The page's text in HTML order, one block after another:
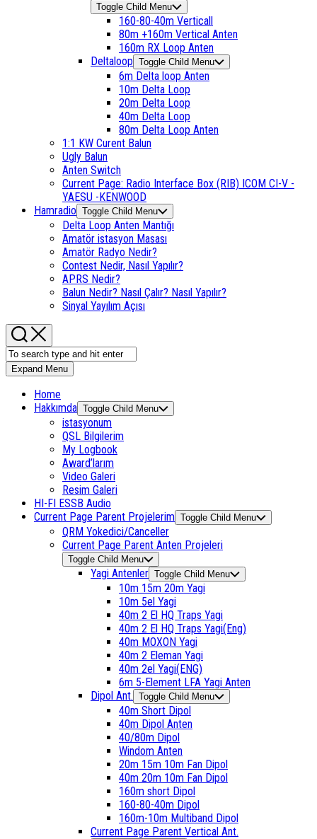
Toggle Child Menu
160-80-40m Verticall
80m +160m Vertical Anten
160m RX Loop Anten
Deltaloop Toggle Child Menu
6m Delta loop Anten
10m Delta Loop
20m Delta Loop
40m Delta Loop
80m Delta Loop Anten
1:1 KW Curent Balun
Ugly Balun
Anten Switch
Current Page: Radio Interface Box (RIB) ICOM CI-V -
YAESU -KENWOOD
Hamradio Toggle Child Menu
Delta Loop Anten Mantığı
Amatör istasyon Masası
Amatör Radyo Nedir?
Contest Nedir, Nasıl Yapılır?
APRS Nedir?
Balun Nedir? Nasıl Çalır? Nasıl Yapılır?
Sinyal Yayılım Açısı
Expand Menu
Home
Hakkımda Toggle Child Menu
istasyonum
QSL Bilgilerim
My Logbook
Award’larım
Video Galeri
Resim Galeri
HI-FI ESSB Audio
Current Page Parent Projelerim Toggle Child Menu
QRM Yokedici/Canceller
Current Page Parent Anten Projeleri
Toggle Child Menu
Yagi Antenler Toggle Child Menu
10m 15m 20m Yagi
10m 5el Yagi
40m 2 El HQ Traps Yagi
40m 2 El HQ Traps Yagi(Eng)
40m MOXON Yagi
40m 2 Eleman Yagi
40m 2el Yagi(ENG)
6m 5-Element LFA Yagi Anten
Dipol Ant. Toggle Child Menu
40m Short Dipol
40m Dipol Anten
40/80m Dipol
Windom Anten
20m 15m 10m Fan Dipol
40m 20m 10m Fan Dipol
160m short Dipol
160-80-40m Dipol
160m-10m Multiband Dipol
Current Page Parent Vertical Ant.